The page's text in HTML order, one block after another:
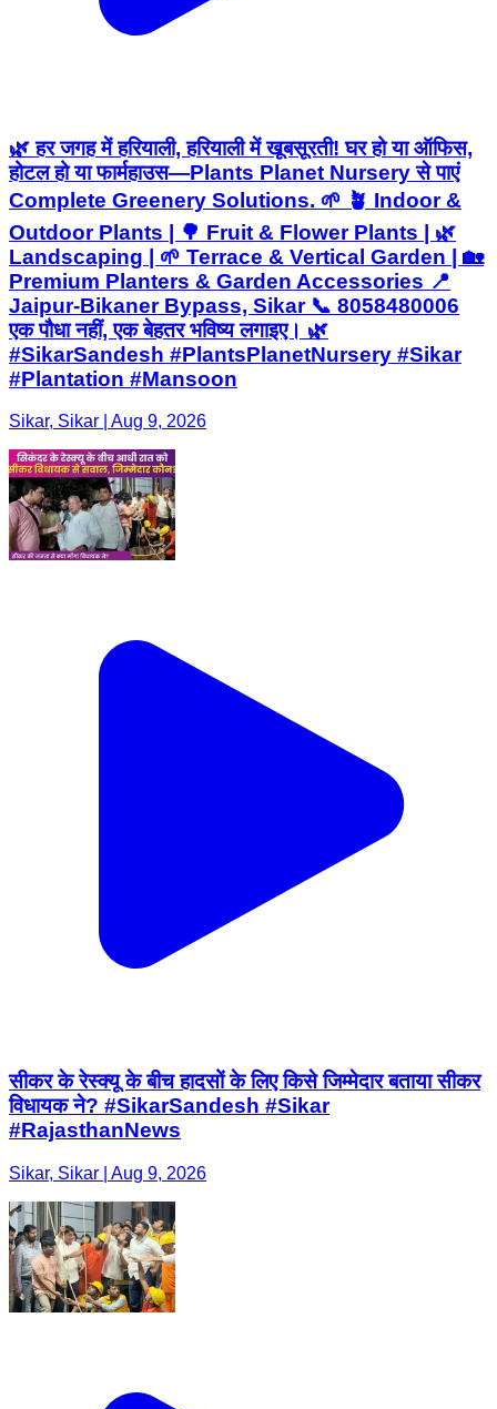
🌿 हर जगह में हरियाली, हरियाली में खूबसूरती! घर हो या ऑफिस,
होटल हो या फार्महाउस—Plants Planet Nursery से पाएं
Complete Greenery Solutions. 🌱 🪴 Indoor &
Outdoor Plants | 🌳 Fruit & Flower Plants | 🌿
Landscaping | 🌱 Terrace & Vertical Garden | 🏡
Premium Planters & Garden Accessories 📍
Jaipur-Bikaner Bypass, Sikar 📞 8058480006
एक पौधा नहीं, एक बेहतर भविष्य लगाइए। 🌿
#SikarSandesh #PlantsPlanetNursery #Sikar
#Plantation #Mansoon
Sikar, Sikar | Aug 9, 2026
सीकर के रेस्क्यू के बीच हादसों के लिए किसे जिम्मेदार बताया सीकर
विधायक ने? #SikarSandesh #Sikar
#RajasthanNews
Sikar, Sikar | Aug 9, 2026